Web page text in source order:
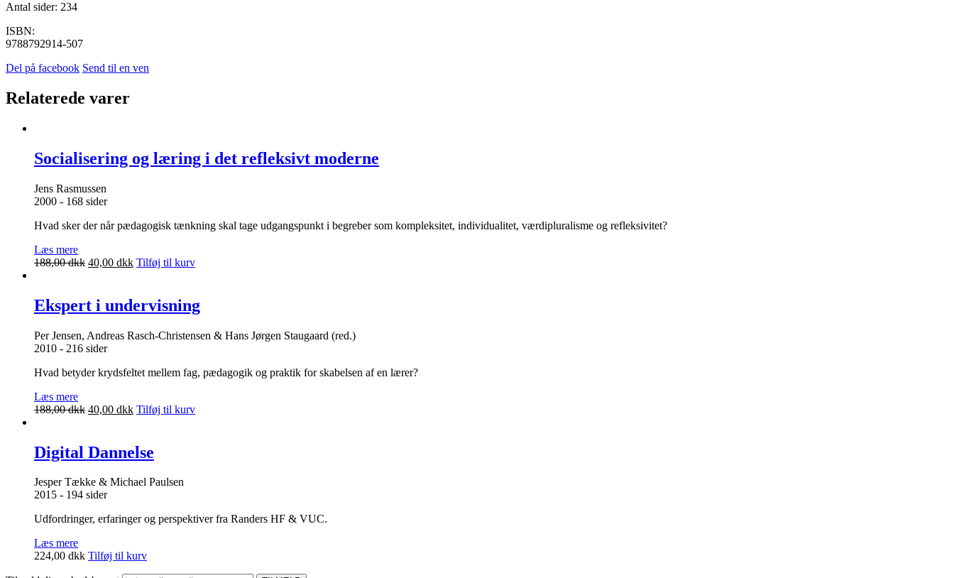
Antal sider: 234
ISBN:
9788792914-507
Del på facebook Send til en ven
Relaterede varer
Socialisering og læring i det refleksivt moderne
Jens Rasmussen
2000 - 168 sider
Hvad sker der når pædagogisk tænkning skal tage udgangspunkt i begreber som kompleksitet, individualitet, værdipluralisme og refleksivitet?
Læs mere
188,00dkk Den
var:
188,00 dkk.
40,00 dkkDen
40,00 dkk.
Tilføj til kurv
Ekspert i undervisning
Per Jensen, Andreas Rasch-Christensen & Hans Jørgen Staugaard (red.)
2010 - 216 sider
Hvad betyder krydsfeltet mellem fag, pædagogik og praktik for skabelsen af en lærer?
Læs mere
188,00dkk Den
var:
188,00 dkk.
40,00 dkkDen
er:
40,00 dkk.
Tilføj til kurv
Digital Dannelse
Jesper Tække & Michael Paulsen
2015 - 194 sider
Udfordringer, erfaringer og perspektiver fra Randers HF & VUC.
Læs mere
224,00 dkk Tilføj til kurv